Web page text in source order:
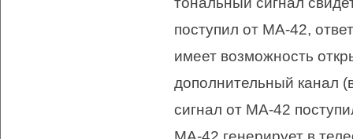
поступил от МА-42,
имеет возможность
дополнительный канал
сигнал от МА-42